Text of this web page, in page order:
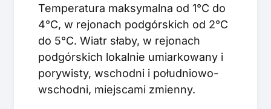
Temperatura maksymalna od 1°C do
4°C, w rejonach podgórskich od 2°C
do 5°C. Wiatr słaby, w rejonach
podgórskich lokalnie umiarkowany i
porywisty, wschodni i południowo-
wschodni, miejscami zmienny.